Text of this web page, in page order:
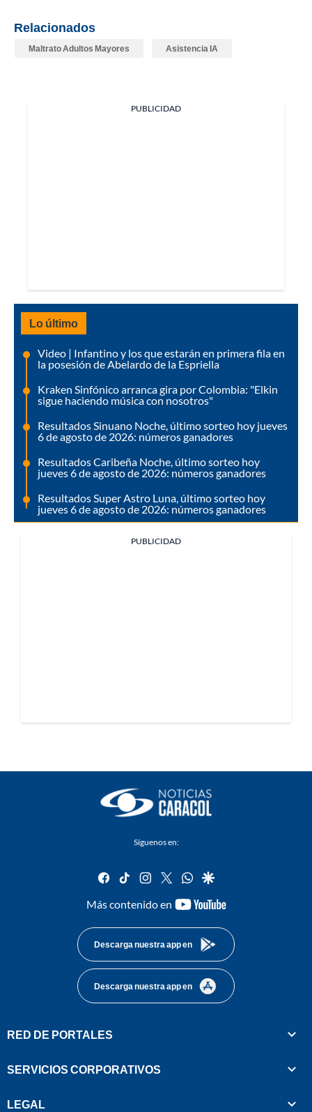
Relacionados
Maltrato Adultos Mayores Asistencia IA
PUBLICIDAD
Lo último
Video | Infantino y los que estarán en primera fila en
la posesión de Abelardo de la Espriella
Kraken Sinfónico arranca gira por Colombia: "Elkin
sigue haciendo música con nosotros"
Resultados Sinuano Noche, último sorteo hoy jueves
6 de agosto de 2026: números ganadores
Resultados Caribeña Noche, último sorteo hoy
jueves 6 de agosto de 2026: números ganadores
Resultados Super Astro Luna, último sorteo hoy
jueves 6 de agosto de 2026: números ganadores
PUBLICIDAD
Síguenos en:
facebook
tiktok instagram
twitterwhatsapp
google
Más contenido en
youtube-
Descarga nuestra app en
Descarga nuestra app en
RED DE PORTALES
SERVICIOS CORPORATIVOS
LEGAL